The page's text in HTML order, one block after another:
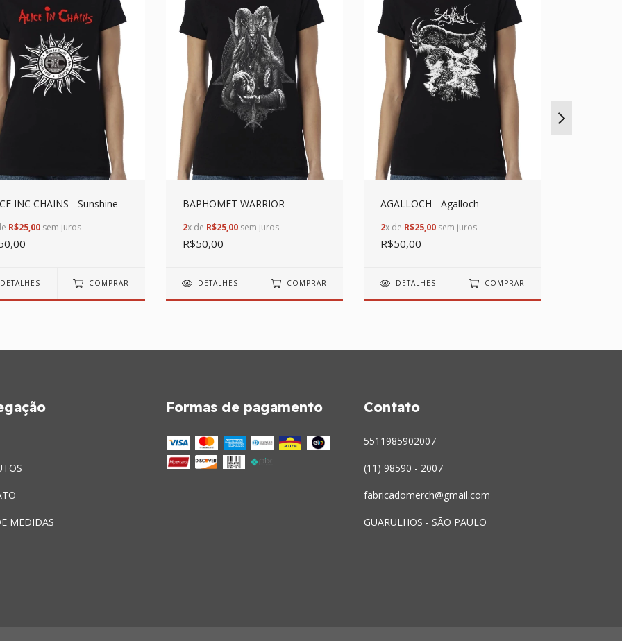
INC CHAINS - Sunshine
R$25,00 sem juros
DETALHES COMPRAR
BAPHOMET WARRIOR
2x de R$25,00 sem juros
R$50,00
DETALHES COMPRAR
AGALLOCH - Agalloch
2x de R$25,00 sem juros
R$50,00
DETALHES COMPRAR
MEDIDAS
Formas de pagamento Contato
5511985902007
(11) 98590 - 2007
fabricadomerch@gmail.com
GUARULHOS - SÃO PAULO